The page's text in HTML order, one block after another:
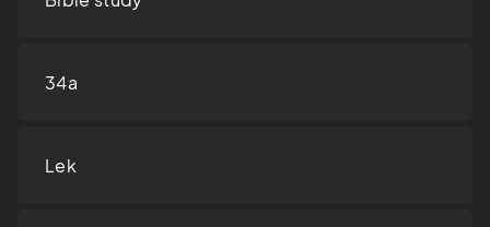
34a
Lek